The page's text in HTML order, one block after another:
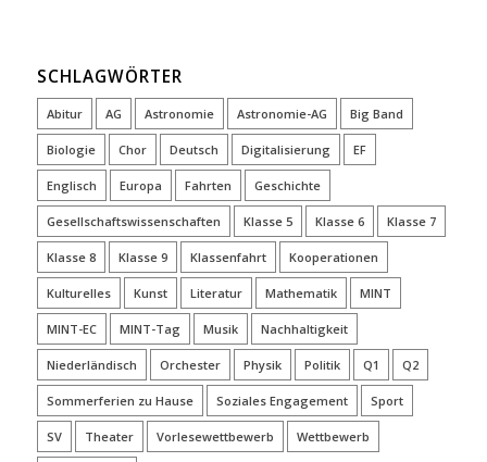
SCHLAGWÖRTER
Abitur AG Astronomie Astronomie-AG Big Band
Biologie Chor Deutsch Digitalisierung EF
Englisch Europa Fahrten Geschichte
Gesellschaftswissenschaften Klasse 5 Klasse 6 Klasse 7
Klasse 8 Klasse 9 Klassenfahrt Kooperationen
Kulturelles Kunst Literatur Mathematik MINT
MINT-EC MINT-Tag Musik Nachhaltigkeit
Niederländisch Orchester Physik Politik Q1 Q2
Sommerferien zu Hause Soziales Engagement Sport
SV Theater Vorlesewettbewerb Wettbewerb